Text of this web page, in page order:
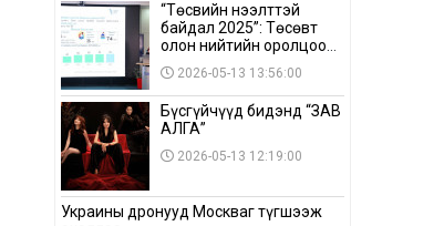
“Төсвийн нээлттэй
байдал 2025”: Төсөвт
олон нийтийн оролцоо
бага байна
2026-05-13 13:56:00
Бүсгүйчүүд бидэнд “ЗАВ
АЛГА”
2026-05-13 12:19:00
Украины дронууд Москваг түгшээж